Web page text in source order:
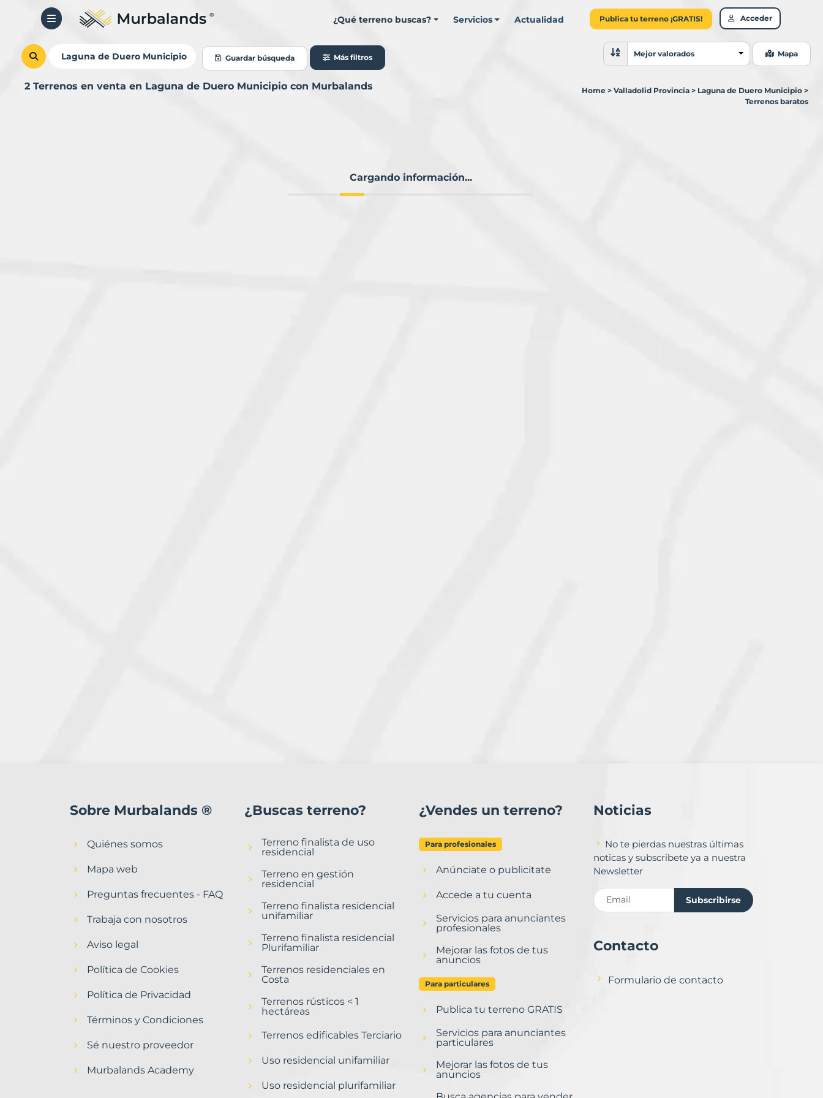
¿Qué terreno buscas? Servicios Actualidad Publica tu terreno ¡GRATIS! Acceder
Guardar búsqueda Más filtros
Ordenar resultados
Mejor valorados Mapa
2 Terrenos en venta en Laguna de Duero Municipio con Murbalands Home > Valladolid Provincia > Laguna de Duero Municipio >
Terrenos baratos
Cargando información...
Murbalands
Sobre Murbalands ®
Quiénes somos
Mapa web
Preguntas frecuentes - FAQ
Trabaja con nosotros
Aviso legal
Política de Cookies
Política de Privacidad
Términos y Condiciones
Sé nuestro proveedor
Murbalands Academy
¿Buscas terreno?
Terreno finalista de uso
residencial
Terreno en gestión
residencial
Terreno finalista residencial
unifamiliar
Terreno finalista residencial
Plurifamiliar
Terrenos residenciales en
Costa
Terrenos rústicos < 1
hectáreas
Terrenos edificables Terciario
Uso residencial unifamiliar
Uso residencial plurifamiliar
¿Vendes un terreno?
Para profesionales
Anúnciate o publicitate
Accede a tu cuenta
Servicios para anunciantes
profesionales
Mejorar las fotos de tus
anuncios
Para particulares
Publica tu terreno GRATIS
Servicios para anunciantes
particulares
Mejorar las fotos de tus
anuncios
Noticias
No te pierdas nuestras últimas
noticas y subscribete ya a nuestra
Newsletter
Subscribirse
Contacto
Formulario de contacto